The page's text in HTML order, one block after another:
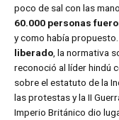
poco de sal con las
60.000 personas
y como había propuesto.
liberado, la normativa
reconoció al líder hindú
sobre el estatuto de la
las protestas y la II
Imperio Británico dio